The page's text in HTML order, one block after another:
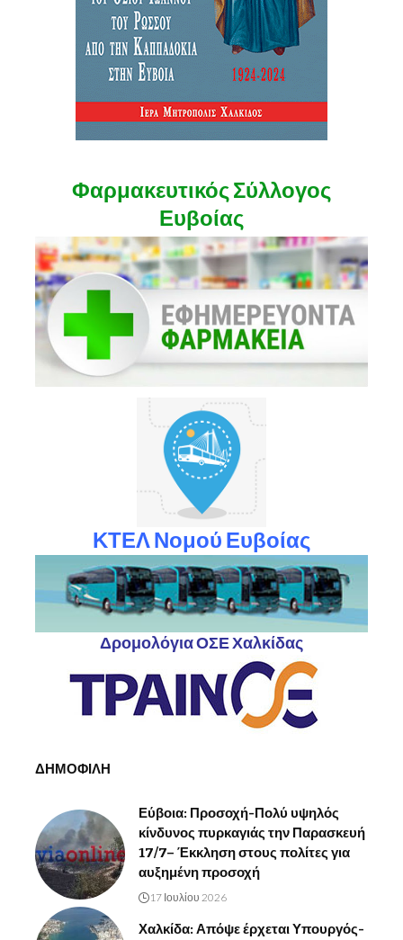
Φαρμακευτικός Σύλλογος
Ευβοίας
ΚΤΕΛ Νομού Ευβοίας
Δρομολόγια ΟΣΕ Χαλκίδας
ΔΗΜΟΦΙΛΗ
Εύβοια: Προσοχή-Πολύ υψηλός
κίνδυνος πυρκαγιάς την Παρασκευή
17/7– Έκκληση στους πολίτες για
αυξημένη προσοχή
17 Ιουλίου 2026
Χαλκίδα: Απόψε έρχεται Υπουργός-